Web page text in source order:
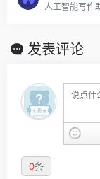
发表评论
0条